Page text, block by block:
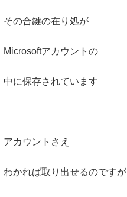
その合鍵の在り処が
Microsoftアカウントの
中に保存されています
アカウントさえ
わかれば取り出せるのですが